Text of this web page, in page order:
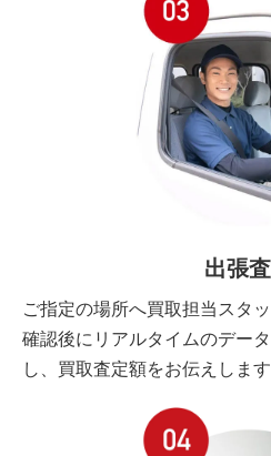
出張
ご指定の場所へ買取担当スタ
確認後にリアルタイムのデー
し、買取査定額をお伝えします